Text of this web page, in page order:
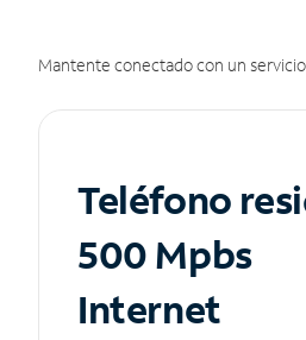
Mantente conectado con un
Teléfono
500 Mpbs
Internet